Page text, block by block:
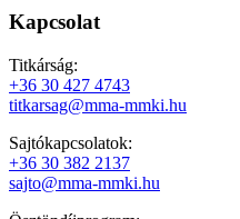
Kapcsolat
Titkárság:
+36 30 427 4743
titkarsag@mma-mmki.hu
Sajtókapcsolatok:
+36 30 382 2137
sajto@mma-mmki.hu